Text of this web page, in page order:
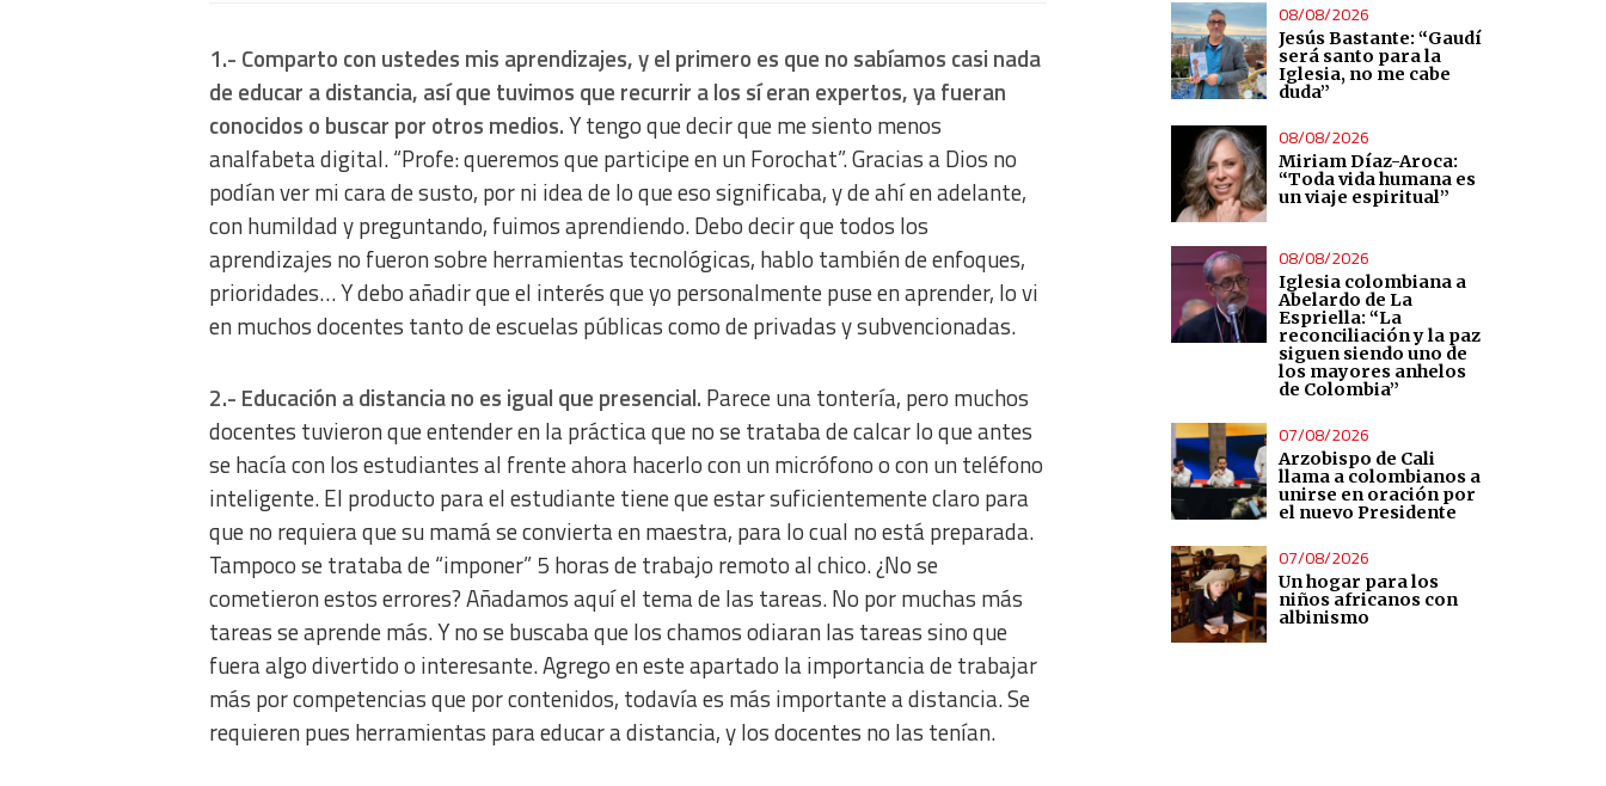
1.- Comparto con ustedes mis aprendizajes, y el primero es que no sabíamos casi nada
de educar a distancia, así que tuvimos que recurrir a los sí eran expertos, ya fueran
conocidos o buscar por otros medios.Y tengo que decir que me siento menos
analfabeta digital. “Profe: queremos que participe en un Forochat”. Gracias a Dios no
podían ver mi cara de susto, por ni idea de lo que eso significaba, y de ahí en adelante,
con humildad y preguntando, fuimos aprendiendo. Debo decir que todos los
aprendizajes no fueron sobre herramientas tecnológicas, hablo también de enfoques,
prioridades… Y debo añadir que el interés que yo personalmente puse en aprender, lo vi
en muchos docentes tanto de escuelas públicas como de privadas y subvencionadas.
2.- Educación a distancia no es igual que presencial. Parece una tontería, pero muchos
docentes tuvieron que entender en la práctica que no se trataba de calcar lo que antes
se hacía con los estudiantes al frente ahora hacerlo con un micrófono o con un teléfono
inteligente. El producto para el estudiante tiene que estar suficientemente claro para
que no requiera que su mamá se convierta en maestra, para lo cual no está preparada.
Tampoco se trataba de “imponer” 5 horas de trabajo remoto al chico. ¿No se
cometieron estos errores? Añadamos aquí el tema de las tareas. No por muchas más
tareas se aprende más. Y no se buscaba que los chamos odiaran las tareas sino que
fuera algo divertido o interesante. Agrego en este apartado la importancia de trabajar
más por competencias que por contenidos, todavía es más importante a distancia. Se
requieren pues herramientas para educar a distancia, y los docentes no las tenían.
08/08/2026
Jesús Bastante: “Gaudí
será santo para la
Iglesia, no me cabe
duda”
08/08/2026
Miriam Díaz-Aroca:
“Toda vida humana es
un viaje espiritual”
08/08/2026
Iglesia colombiana a
Abelardo de La
Espriella: “La
reconciliación y la paz
siguen siendo uno de
los mayores anhelos
de Colombia”
07/08/2026
Arzobispo de Cali
llama a colombianos a
unirse en oración por
el nuevo Presidente
07/08/2026
Un hogar para los
niños africanos con
albinismo